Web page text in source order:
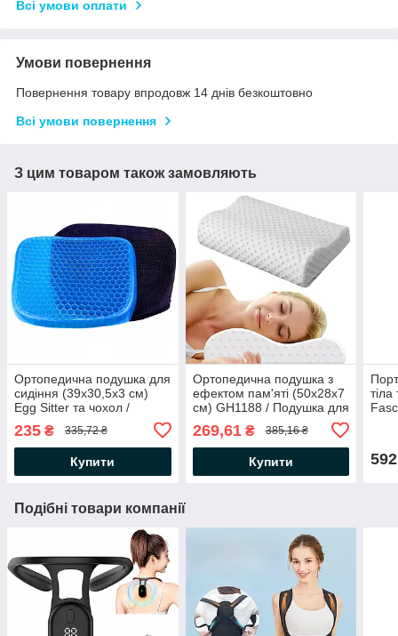
Всі умови оплати
Умови повернення
Повернення товару впродовж 14 днів безкоштовно
Всі умови повернення
З цим товаром також замовляють
Ортопедична подушка для
сидіння (39х30,5х3 см)
Egg Sitter та чохол /
Гелева подушка-сидушка
для розвантаження
хребта
235 ₴ 335,72 ₴
Купити
Ортопедична подушка з
ефектом пам'яті (50х28х7
см) GH1188 / Подушка для
шиї / Анатомічна подушка
269,61₴ 385,16 ₴
Купити
Подібні товари компанії